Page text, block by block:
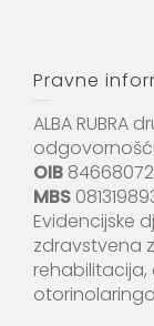
Pravne
ALBA
OIB
MBS
Evidencijske
zdravstvena